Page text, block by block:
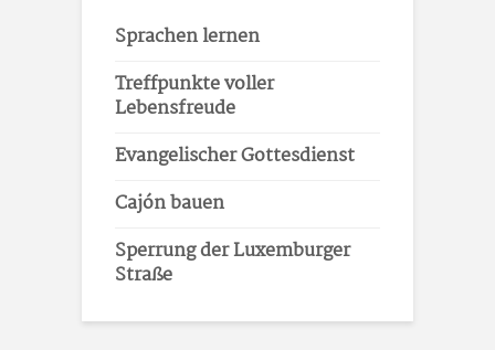
Sprachen lernen
Treffpunkte voller
Lebensfreude
Evangelischer Gottesdienst
Cajón bauen
Sperrung der Luxemburger
Straße